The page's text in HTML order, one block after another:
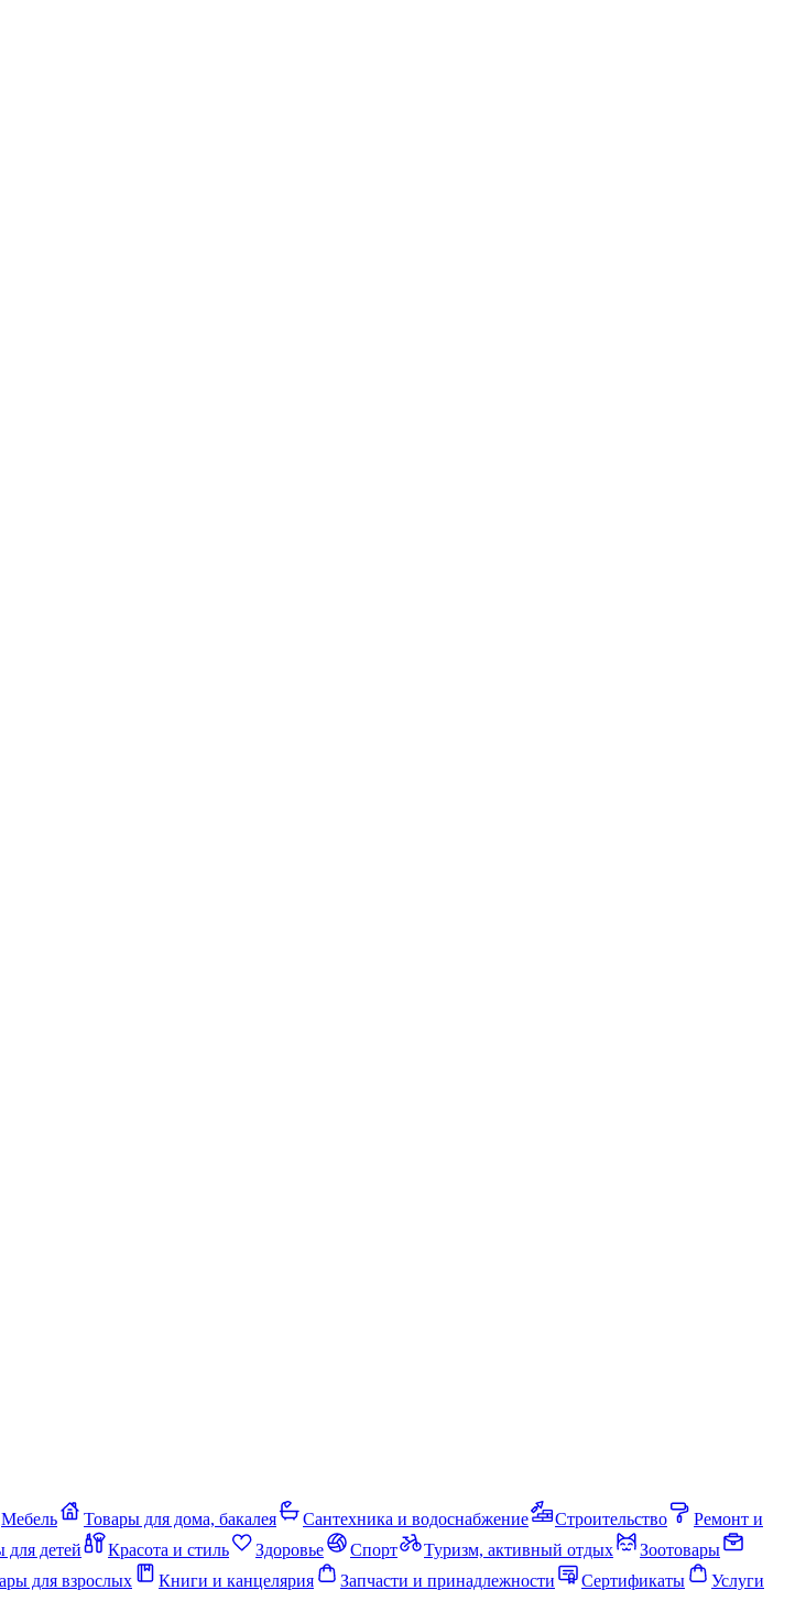
Мебель Товары для дома, бакалея Сантехника и водоснабжение Строительство
Ремонт и
детей Красота и стиль Здоровье Спорт Туризм, активный отдых
Зоотовары
для взрослых Книги и канцелярия Запчасти и принадлежности Сертификаты
Услуги